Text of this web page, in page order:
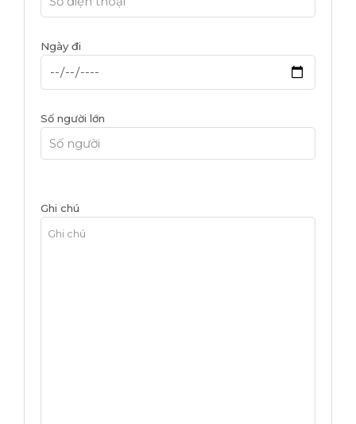
Ngày đi
Số người lớn
Ghi chú